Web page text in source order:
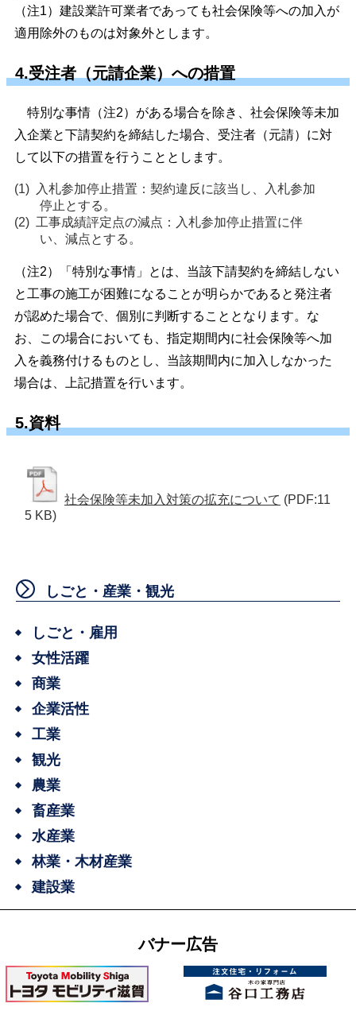
（注1）建設業許可業者であっても社会保険等への加入が
適用除外のものは対象外とします。
4.受注者（元請企業）への措置
特別な事情（注2）がある場合を除き、社会保険等未加
入企業と下請契約を締結した場合、受注者（元請）に対
して以下の措置を行うこととします。
入札参加停止措置：契約違反に該当し、入札参加
停止とする。
工事成績評定点の減点：入札参加停止措置に伴
い、減点とする。
（注2）「特別な事情」とは、当該下請契約を締結しない
と工事の施工が困難になることが明らかであると発注者
が認めた場合で、個別に判断することとなります。な
お、この場合においても、指定期間内に社会保険等へ加
入を義務付けるものとし、当該期間内に加入しなかった
場合は、上記措置を行います。
5.資料
社会保険等未加入対策の拡充について (PDF:11
5 KB)
しごと・産業・観光
しごと・雇用
女性活躍
商業
企業活性
工業
観光
農業
畜産業
水産業
林業・木材産業
建設業
バナー広告